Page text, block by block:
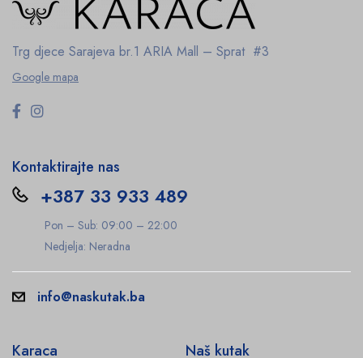
Trg djece Sarajeva br.1 ARIA Mall – Sprat #3
Google mapa
Kontaktirajte nas
+387 33 933 489
Pon – Sub: 09:00 – 22:00
Nedjelja: Neradna
info@naskutak.ba
Karaca Naš kutak